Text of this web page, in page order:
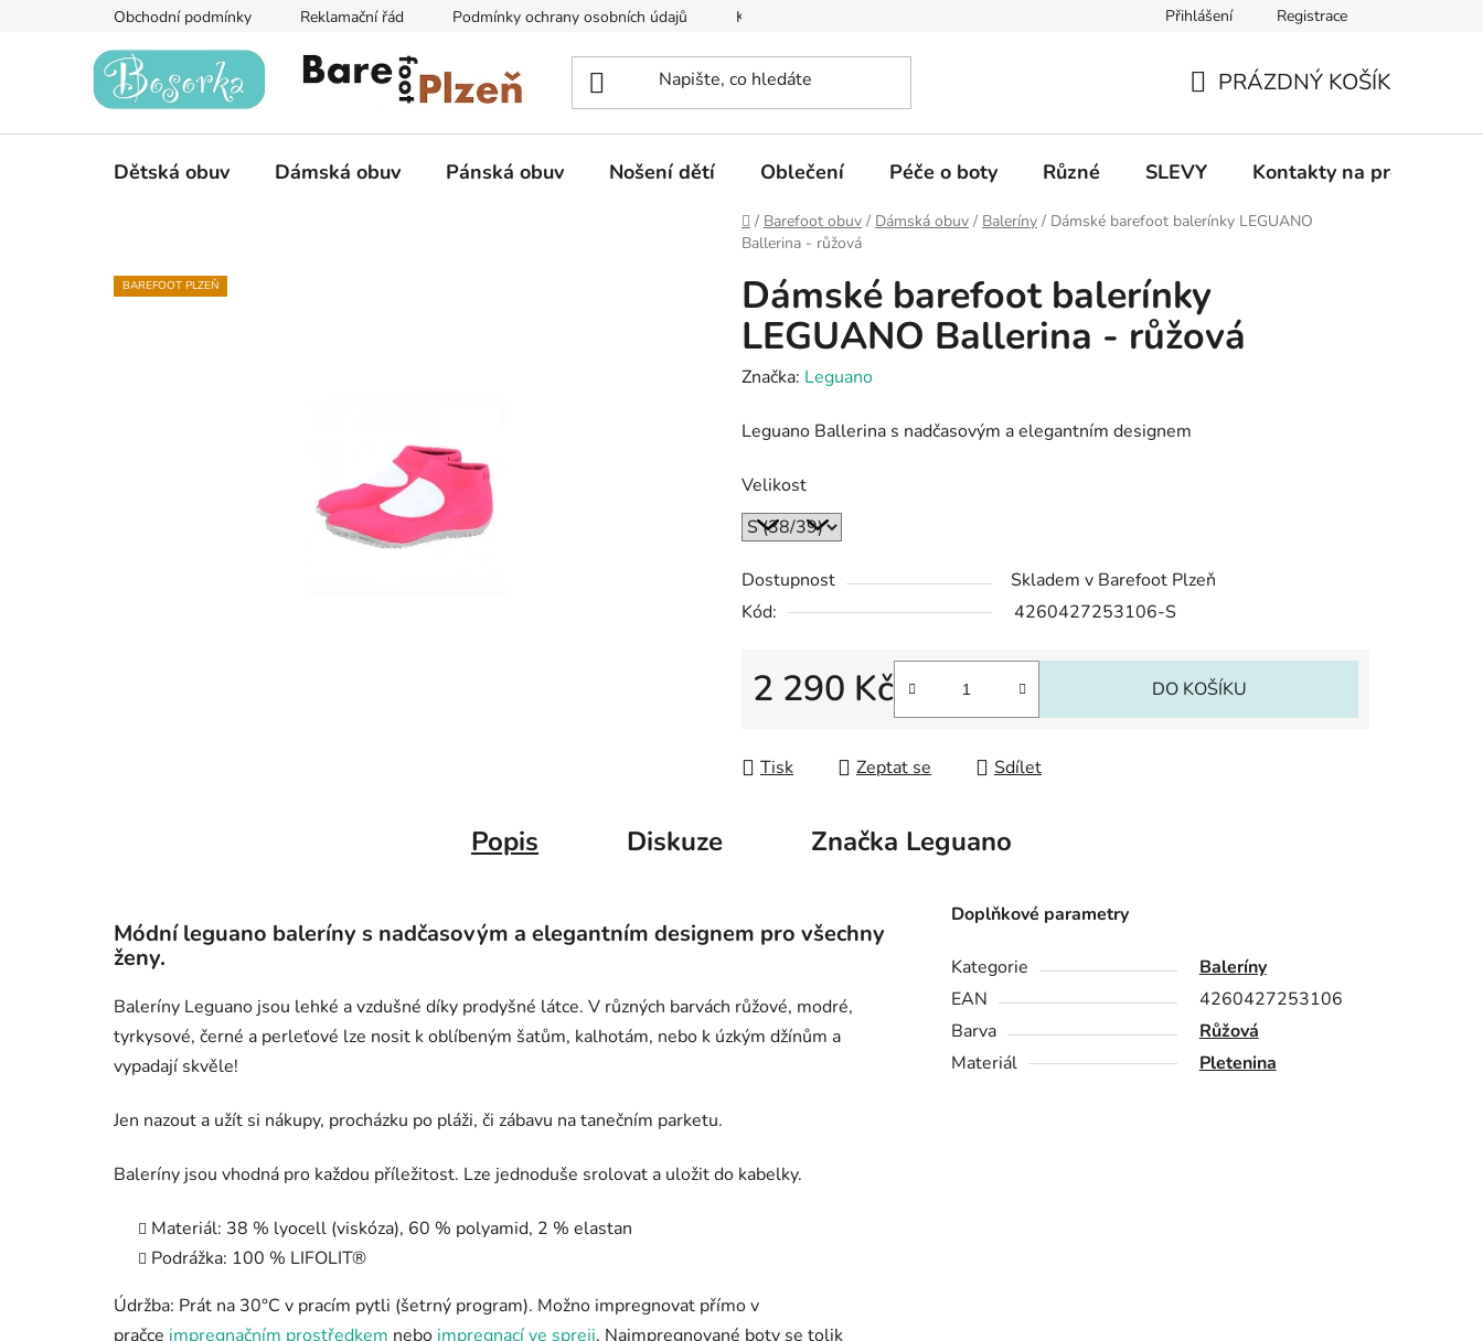
Obchodní podmínky Reklamační řád Podmínky ochrany osobních údajů Kontakty na prodejny Informace k on-line platbám Odstoupení od
Přihlášení Registrace
KOŠÍK
PRÁZDNÝ KOŠÍK
Dětská obuv Dámská obuv Pánská obuv Nošení dětí Oblečení Péče o boty Různé SLEVY Kontakty na prodejny
Domů
/ Barefoot obuv / Dámská obuv / Baleríny / Dámské barefoot balerínky LEGUANO
Ballerina - růžová
Dámské barefoot balerínky
LEGUANO Ballerina - růžová
Značka: Leguano
Leguano Ballerina s nadčasovým a elegantním designem
Velikost
Dostupnost
Skladem v Barefoot Plzeň
Kód:
4260427253106-S
2 290 Kč DO KOŠÍKU
Tisk Zeptat se Sdílet
BAREFOOT PLZEŇ
Popis Diskuze Značka Leguano
Módní leguano baleríny s nadčasovým a elegantním designem pro všechny
ženy.
Baleríny Leguano jsou lehké a vzdušné díky prodyšné látce. V různých barvách růžové, modré,
tyrkysové, černé a perleťové lze nosit k oblíbeným šatům, kalhotám, nebo k úzkým džínům a
vypadají skvěle!
Jen nazout a užít si nákupy, procházku po pláži, či zábavu na tanečním parketu.
Baleríny jsou vhodná pro každou příležitost. Lze jednoduše srolovat a uložit do kabelky.
Materiál: 38 % lyocell (viskóza), 60 % polyamid, 2 % elastan
Podrážka: 100 % LIFOLIT®
Údržba: Prát na 30°C v pracím pytli (šetrný program). Možno impregnovat přímo v
pračce impregnačním prostředkem nebo impregnací ve spreji. Naimpregnované boty se tolik
Doplňkové parametry
Kategorie
Baleríny
EAN
4260427253106
Barva
Růžová
Materiál
Pletenina